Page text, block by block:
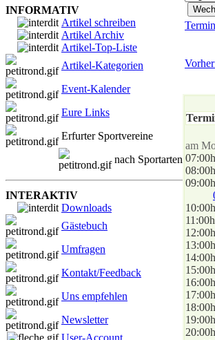
INFORMATIV
Artikel schreiben
Artikel Archiv
Artikel-Top-Liste
Artikel-Kategorien
Event-Kalender
Eure Links
Erfurter Sportvereine
nach Sportarten
INTERAKTIV
Downloads
Gästebuch
Umfragen
Kontakt/Feedback
Uns empfehlen
Newsletter
User-Account
am